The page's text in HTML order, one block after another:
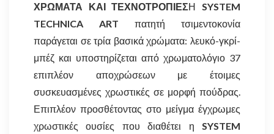
ΧΡΩΜΑΤΑ ΚΑΙ ΤΕΧΝΟΤΡΟΠΙΕΣΗ SYSTEM
TECHNICA ART πατητή τσιμεντοκονία
παράγεται σε τρία βασικά χρώματα: λευκό-γκρί-
μπέζ και υποστηρίζεται από χρωματολόγιο 37
επιπλέον αποχρώσεων με έτοιμες
συσκευασμένες χρωστικές σε μορφή πούδρας.
Επιπλέον προσθέτοντας στο μείγμα έγχρωμες
χρωστικές ουσίες που διαθέτει η SYSTEM